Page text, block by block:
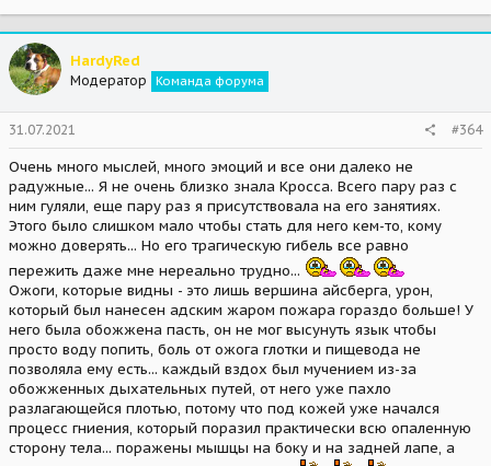
a
c
t
i
o
s
:
HardyRed
Модератор Команда форума
31.07.2021 #364
Очень много мыслей, много эмоций и все они далеко не
радужные... Я не очень близко знала Кросса. Всего пару раз с
ним гуляли, еще пару раз я присутствовала на его занятиях.
Этого было слишком мало чтобы стать для него кем-то, кому
можно доверять... Но его трагическую гибель все равно
пережить даже мне нереально трудно...
Ожоги, которые видны - это лишь вершина айсберга, урон,
который был нанесен адским жаром пожара гораздо больше! У
него была обожжена пасть, он не мог высунуть язык чтобы
просто воду попить, боль от ожога глотки и пищевода не
позволяла ему есть... каждый вздох был мучением из-за
обожженных дыхательных путей, от него уже пахло
разлагающейся плотью, потому что под кожей уже начался
процесс гниения, который поразил практически всю опаленную
сторону тела... поражены мышцы на боку и на задней лапе, а